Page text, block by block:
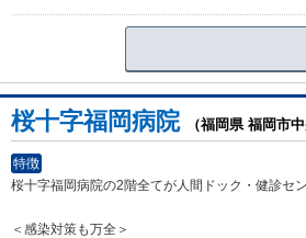
桜十字福岡病院 （福岡県 福岡市中
特徴
桜十字福岡病院の2階全てが人間ドック・健診セ
＜感染対策も万全＞